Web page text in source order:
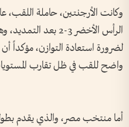
الرأس الأخضر 3-2 بعد
لضرورة استعادة التوازن،
واضح للقب في ظل تقارب
أما منتخب مصر، والذي يقدم